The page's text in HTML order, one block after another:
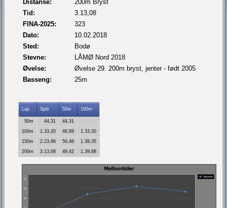
Distanse:
200m Bryst
Tid:
3.13,08
FINA-2025:
323
Dato:
10.02.2018
Sted:
Bodø
Stevne:
LÅMØ Nord 2018
Øvelse:
Øvelse 29. 200m bryst, jenter - født 2005
Basseng:
25m
Lap Split 50m 100m
50m 44,31
44,31
100m
1.33,20 48,89
1.33,20
150m
2.23,66 50,46
1.39,35
200m
3.13,08 49,42 1.39,88